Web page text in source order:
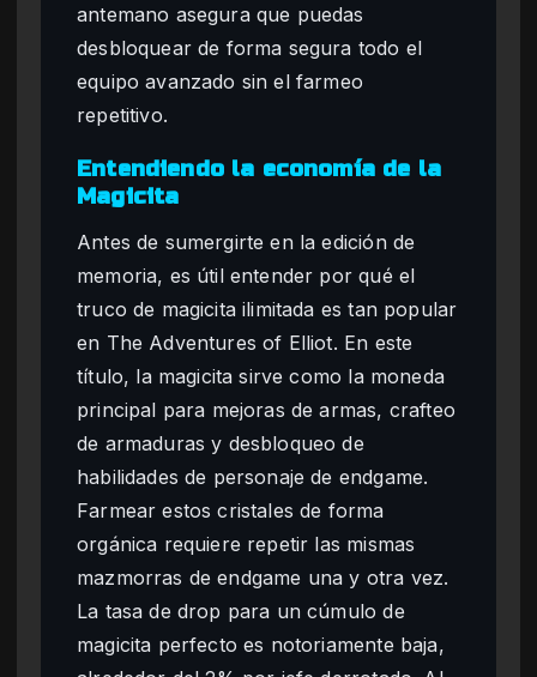
antemano asegura que puedas
desbloquear de forma segura todo el
equipo avanzado sin el farmeo
repetitivo.
Entendiendo la economía de la
Magicita
Antes de sumergirte en la edición de
memoria, es útil entender por qué el
truco de magicita ilimitada es tan popular
en The Adventures of Elliot. En este
título, la magicita sirve como la moneda
principal para mejoras de armas, crafteo
de armaduras y desbloqueo de
habilidades de personaje de endgame.
Farmear estos cristales de forma
orgánica requiere repetir las mismas
mazmorras de endgame una y otra vez.
La tasa de drop para un cúmulo de
magicita perfecto es notoriamente baja,